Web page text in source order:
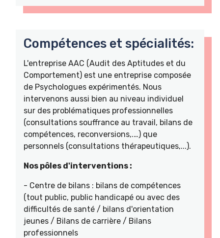
Compétences et spécialités:
L'entreprise AAC (Audit des Aptitudes et du
Comportement) est une entreprise composée
de Psychologues expérimentés. Nous
intervenons aussi bien au niveau individuel
sur des problématiques professionnelles
(consultations souffrance au travail, bilans de
compétences, reconversions,.…) que
personnels (consultations thérapeutiques,...).
Nos pôles d'interventions :
- Centre de bilans : bilans de compétences
(tout public, public handicapé ou avec des
difficultés de santé / bilans d'orientation
jeunes / Bilans de carrière / Bilans
professionnels